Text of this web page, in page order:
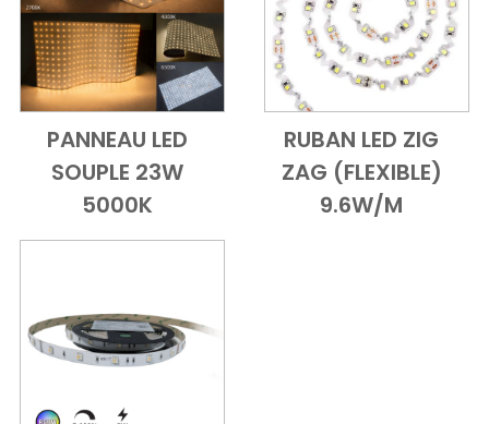
Add to Cart
Vue d'ensemble
PANNEAU LED
SOUPLE 23W
5000K
Add to Cart
Vue
RUBAN LED ZIG
ZAG (FLEXIBLE)
9.6W/M